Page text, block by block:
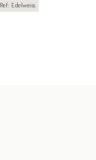
Ref: Edelweiss